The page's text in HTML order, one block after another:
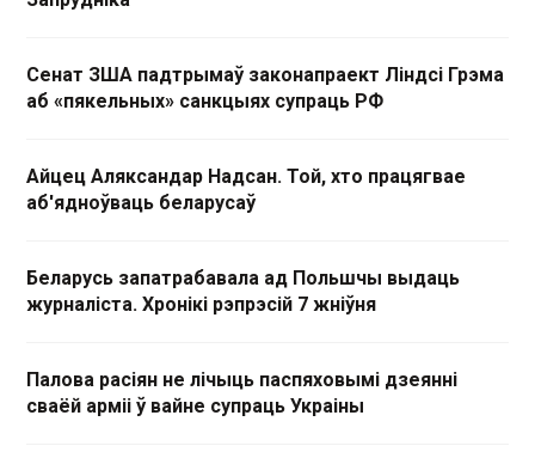
Сенат ЗША падтрымаў законапраект Ліндсі Грэма
аб «пякельных» санкцыях супраць РФ
Айцец Аляксандар Надсан. Той, хто працягвае
аб'ядноўваць беларусаў
Беларусь запатрабавала ад Польшчы выдаць
журналіста. Хронікі рэпрэсій 7 жніўня
Палова расіян не лічыць паспяховымі дзеянні
сваёй арміі ў вайне супраць Украіны